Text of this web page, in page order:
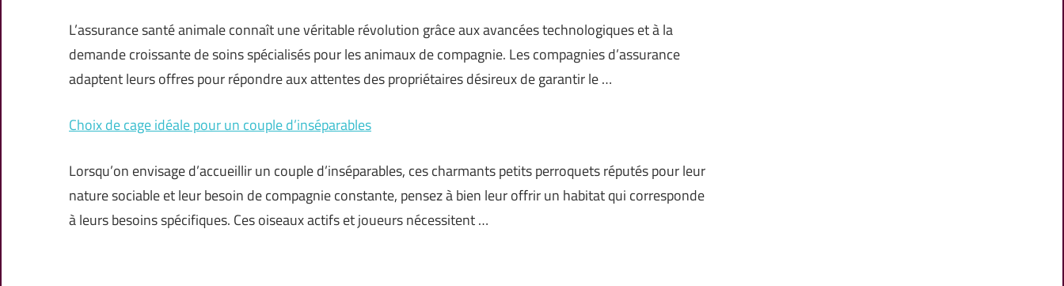
L’assurance santé animale connaît une véritable révolution grâce aux avancées technologiques et à la
demande croissante de soins spécialisés pour les animaux de compagnie. Les compagnies d’assurance
adaptent leurs offres pour répondre aux attentes des propriétaires désireux de garantir le …
Choix de cage idéale pour un couple d’inséparables
Lorsqu’on envisage d’accueillir un couple d’inséparables, ces charmants petits perroquets réputés pour leur
nature sociable et leur besoin de compagnie constante, pensez à bien leur offrir un habitat qui corresponde
à leurs besoins spécifiques. Ces oiseaux actifs et joueurs nécessitent …